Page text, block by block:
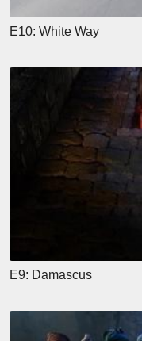
E10: White Way
E9: Damascus